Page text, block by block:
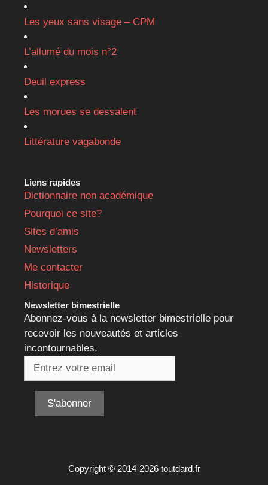
Les yeux sans visage – CPM
L’allumé du mois n°2
Deuil express
Les morues se dessalent
Littérature vagabonde
Liens rapides
Dictionnaire non académique
Pourquoi ce site?
Sites d’amis
Newsletters
Me contacter
Historique
Newsletter bimestrielle
Abonnez-vous à la newsletter bimestrielle pour
recevoir les nouveautés et articles
incontournables.
Copyright © 2014-2026 toutdard.fr